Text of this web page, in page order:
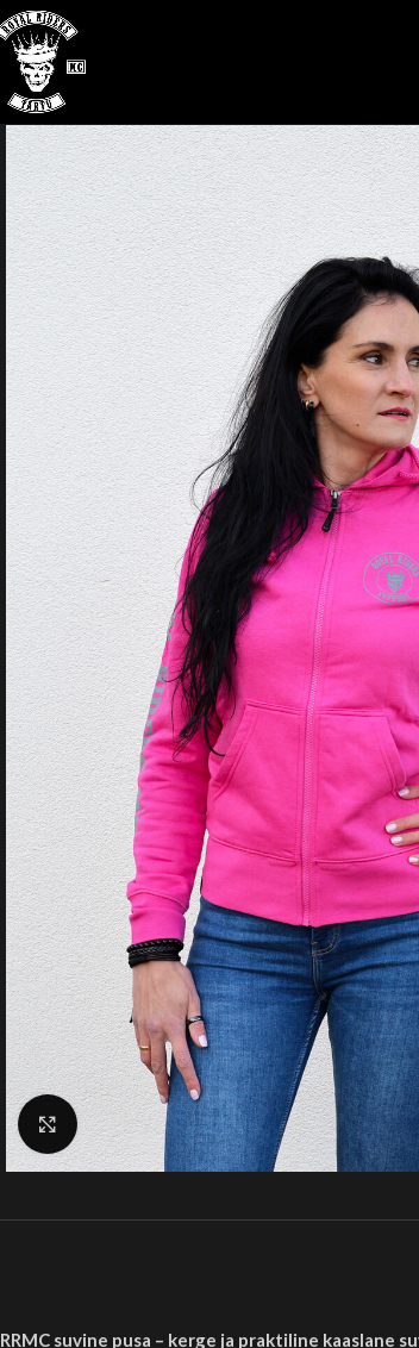
Kliki suurendamiseks
RRMC suvine pusa – kerge ja praktiline kaaslane